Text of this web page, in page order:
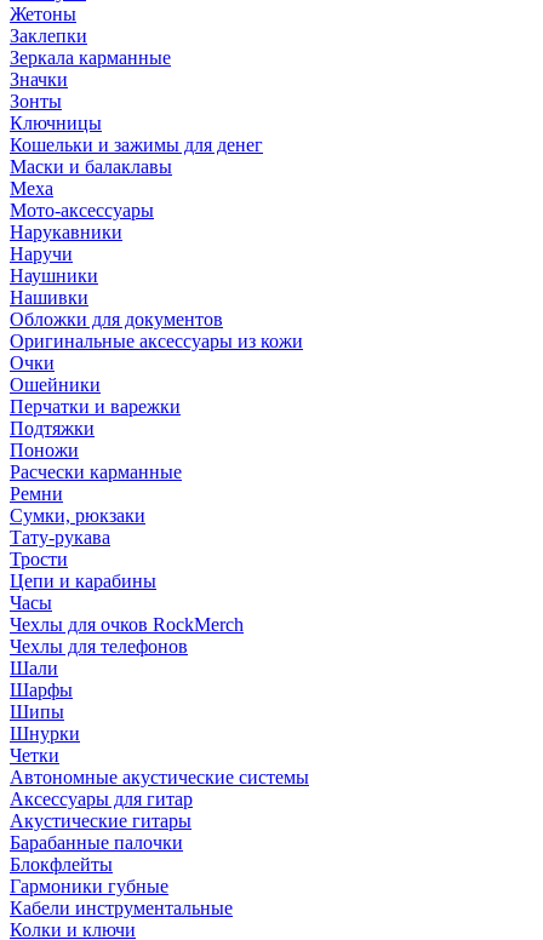
Жетоны
Заклепки
Зеркала карманные
Значки
Зонты
Ключницы
Кошельки и зажимы для денег
Маски и балаклавы
Меха
Мото-аксессуары
Нарукавники
Наручи
Наушники
Нашивки
Обложки для документов
Оригинальные аксессуары из кожи
Очки
Ошейники
Перчатки и варежки
Подтяжки
Поножи
Расчески карманные
Ремни
Сумки, рюкзаки
Тату-рукава
Трости
Цепи и карабины
Часы
Чехлы для очков RockMerch
Чехлы для телефонов
Шали
Шарфы
Шипы
Шнурки
Четки
Автономные акустические системы
Аксессуары для гитар
Акустические гитары
Барабанные палочки
Блокфлейты
Гармоники губные
Кабели инструментальные
Колки и ключи